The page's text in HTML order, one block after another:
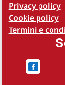
Privacy policy
Cookie policy
Termini e
